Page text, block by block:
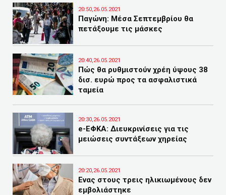
20:50,26.05.2021
Παγώνη: Μέσα Σεπτεμβρίου θα
πετάξουμε τις μάσκες
20:40,26.05.2021
Πώς θα ρυθμιστούν χρέη ύψους 38
δισ. ευρώ προς τα ασφαλιστικά
ταμεία
20:30,26.05.2021
e-ΕΦΚΑ: Διευκρινίσεις για τις
μειώσεις συντάξεων χηρείας
20:20,26.05.2021
Ενας στους τρεις ηλικιωμένους δεν
εμβολιάστηκε